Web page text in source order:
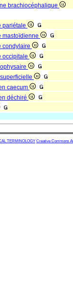
brachiocéphalique
pariétale
mastoïdienne
condylaire
occipitale
caecum
déchiré
TERMINOLOGY Creative Commons